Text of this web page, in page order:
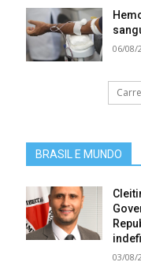
06/08/
BRASIL E MUNDO
03/08/